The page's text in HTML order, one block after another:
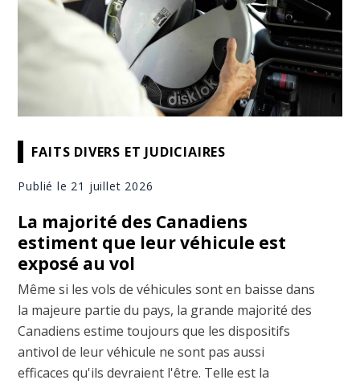
FAITS DIVERS ET JUDICIAIRES
Publié le 21 juillet 2026
La majorité des Canadiens
estiment que leur véhicule est
exposé au vol
Même si les vols de véhicules sont en baisse dans
la majeure partie du pays, la grande majorité des
Canadiens estime toujours que les dispositifs
antivol de leur véhicule ne sont pas aussi
efficaces qu'ils devraient l'être. Telle est la